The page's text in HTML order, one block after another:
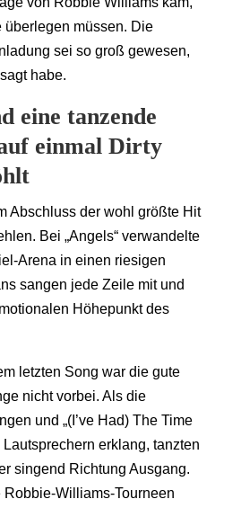
überlegen müssen. Die
sei so groß gewesen,
habe.
eine tanzende
einmal Dirty
Abschluss der wohl größte Hit
Bei „Angels“ verwandelte
Arena in einen riesigen
sangen jede Zeile mit und
Höhepunkt des
letzten Song war die gute
nicht vorbei. Als die
und „(I’ve Had) The Time
Lautsprechern erklang, tanzten
singend Richtung Ausgang.
Robbie-Williams-Tourneen